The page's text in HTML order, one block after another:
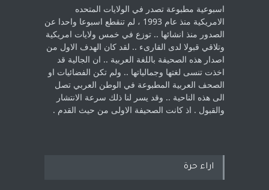
اسبوعية مطبوعة تصدر في الولايات المتحده
الامريكية منذ عام 1993 ، لم ‏تنقطع اسبوعا واحدا عن
الصدور منذ انشائها .. توزع في خمس ولايات امريكية
‏وتلاقي قبولا لدى القارىء ..‏ لقد كان الهدف الاول من
اصدار هذه الصحيفة باللغة العربية .. ان الجالية قد
اخذت ‏تنسى لغتها وجمالياتها .. ولم تكن الفضائيات او
الصحف العربية المطبوعة في الوطن ‏العربي تصل
الى هذه الناحية .. وقد يسر لنا ذلك سرعة الانتشار
والقبول . اذ كانت ‏الصحيفة الاولى من حيث القدم . ‏
اراء حرة